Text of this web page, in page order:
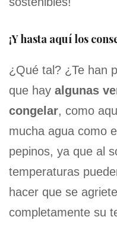
¡Y hasta aquí los
¿Qué tal? ¿Te han
que hay algunas
congelar, como
mucha agua como
pepinos, ya que al
temperaturas
hacer que se
completamente su